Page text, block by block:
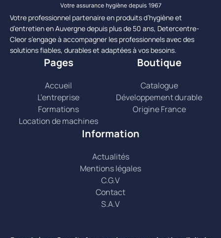
Votre professionnel partenaire en produits d’hygiène et
d’entretien en Auvergne depuis plus de 50 ans, Detercentre-
Cleor s’engage à accompagner les professionnels avec des
solutions fiables, durables et adaptées à vos besoins.
Pages
Accueil
L’entreprise
Formations
Location de machines
Boutique
Catalogue
Développement durable
Origine France
Information
Actualités
Mentions légales
C.G.V
Contact
S.A.V